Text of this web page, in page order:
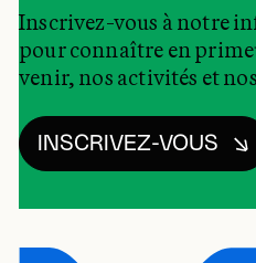
Inscrivez-vous à notre
pour connaître en
venir, nos activités et
INSCRIVEZ-VOUS